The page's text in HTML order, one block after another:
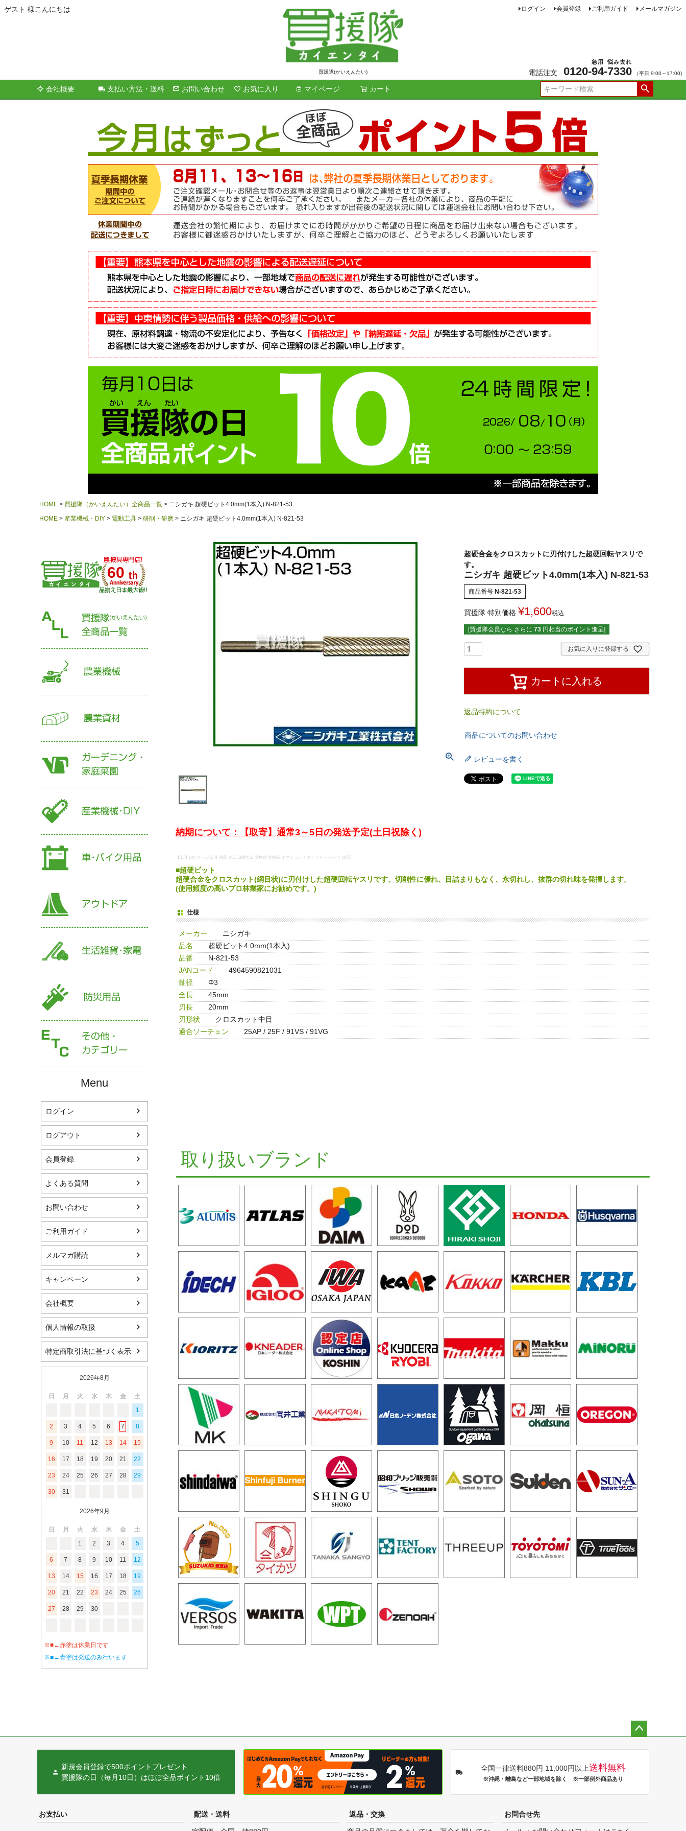
ゲスト 様こんにちは
買援隊(かいえんたい)
ログイン 会員登録 ご利用ガイド メールマガジン
電話注文 0120-94
急用
-7330
悩み去れ
（平日 9:00～17:00)
会社概要 支払い方法・送料 お問い合わせ お気に入り マイページ カート
検索
HOME 買援隊（かいえんたい）全商品一覧
ニシガキ 超硬ビット4.0mm(1本入) N-821-53
HOME
産業機械・DIY 電動工具 研削・研磨 ニシガキ 超硬ビット4.0mm(1本入) N-821-53
60
Menu
ログイン
ログアウト
会員登録
よくある質問
お問い合わせ
ご利用ガイド
メルマガ購読
キャンペーン
会社概要
個人情報の取扱
特定商取引法に基づく表示
2026年8月
日 月 火 水 木 金
土
1
2 3 4 5 6 7 8
9 10 11 12 13 14 15
16 17 18 19 20 21 22
23 24 25 26 27 28 29
30 31
2026年9月
日 月 火 水 木 金
土
1
2 3 4 5
6 7 8 9 10 11 12
13 14 15 16 17 18 19
20 21 22 23 24 25 26
27 28 29 30
※■←赤塗は休業日です
※■←青塗は発送のみ行います
超硬合金をクロスカットに刃付けした超硬回転ヤスリで
す。
ニシガキ 超硬ビット4.0mm(1本入) N-821-53
商品番号 N-821-53
買援隊 特別価格 ¥1,600税込
[買援隊会員なら さらに 73 円相当のポイント進呈]
お気に入りに登録する
カートに入れる
返品特約について
商品についてのお問い合わせ
レビューを書く
納期について：【取寄】通常3～5日の発送予定(土日祝除く)
【工具 DIY ツール 工具 用品 大工 日曜大工 交換用 交換品 オプション アクセサリー パーツ 部品】
■超硬ビット
超硬合金をクロスカット(網目状)に刃付けした超硬回転ヤスリです。切削性に優れ、目詰まりもなく、永切れし、抜群の切れ味を発揮します。
(使用頻度の高いプロ林業家にお勧めです。)
仕様
メーカー
ニシガキ
品名
超硬ビット4.0mm(1本入)
品番
N-821-53
JANコード
4964590821031
軸径
Φ3
全長
45mm
刃長
20mm
刃形状
クロスカット中目
適合ソーチェン
25AP / 25F / 91VS / 91VG
取り扱いブランド
新規会員登録で500ポイントプレゼント
買援隊の日（毎月10日）はほぼ全品ポイント10倍
全国一律送料880円 11,000円以上送料無料
※沖縄・離島など一部地域を除く ※一部例外商品あり
お支払い 配送・送料 返品・交換 お問合せ先